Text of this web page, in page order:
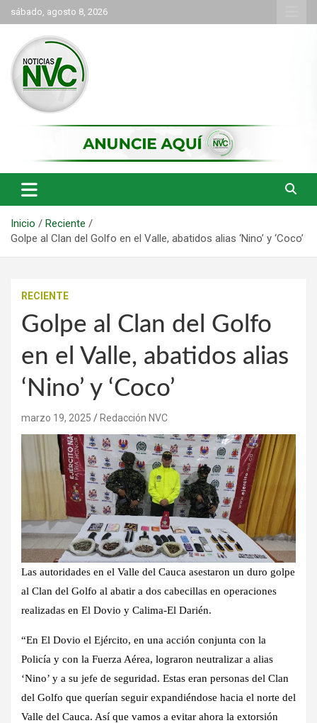
Saltar
al
contenido
sábado, agosto 8, 2026
NVC Noticias
Inicio
Reciente
Golpe al Clan del Golfo en el Valle, abatidos alias ‘Nino’ y ‘Coco’
RECIENTE
Golpe al Clan del Golfo
en el Valle, abatidos alias
‘Nino’ y ‘Coco’
marzo 19, 2025 Redacción NVC
Las autoridades en el Valle del Cauca asestaron un duro golpe
al Clan del Golfo al abatir a dos cabecillas en operaciones
realizadas en El Dovio y Calima-El Darién.
“En El Dovio el Ejército, en una acción conjunta con la
Policía y con la Fuerza Aérea, lograron neutralizar a alias
‘Nino’ y a su jefe de seguridad. Estas eran personas del Clan
del Golfo que querían seguir expandiéndose hacia el norte del
Valle del Cauca. Así que vamos a evitar ahora la extorsión